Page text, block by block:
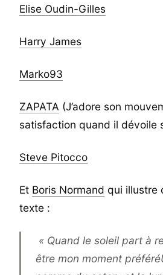
Elise Oudin-Gilles
Harry James
Marko93
ZAPATA (J’adore son
satisfaction quand il dévoile
Steve Pitocco
Et Boris Normand qui illustre
texte :
« Quand le soleil part à
être mon moment